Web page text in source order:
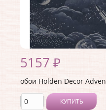
5157 ₽
обои Holden Decor
КУПИТЬ